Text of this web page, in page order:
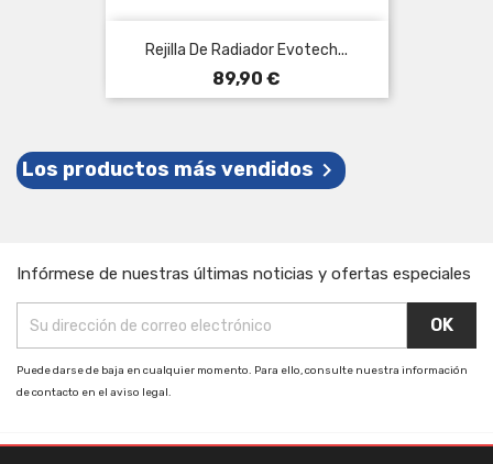
Rejilla De Radiador Evotech...
Precio
89,90 €
Los productos más vendidos 
Infórmese de nuestras últimas noticias y ofertas especiales
Puede darse de baja en cualquier momento. Para ello, consulte nuestra información
de contacto en el aviso legal.